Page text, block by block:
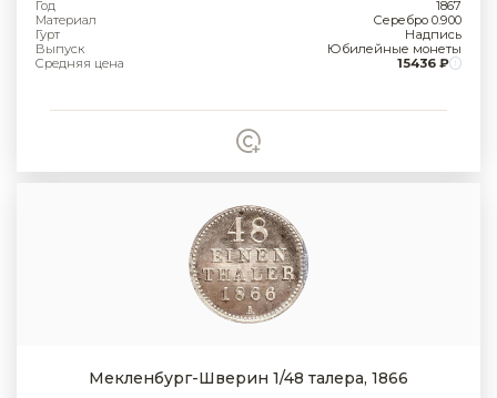
Год
1867
Материал
Серебро 0.900
Гурт
Надпись
Выпуск
Юбилейные монеты
Средняя цена
15436 ₽
Мекленбург-Шверин 1/48 талера, 1866